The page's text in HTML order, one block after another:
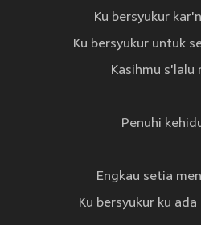
Ku bersyukur
Ku bersyukur untuk
Kasihmu s'lalu
Penuhi
Engkau setia
Ku bersyukur ku